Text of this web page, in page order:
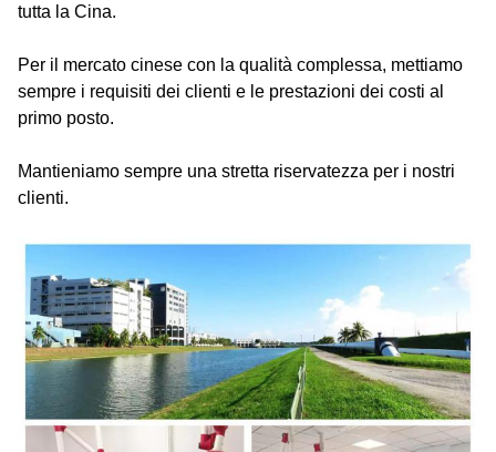
tutta la Cina.
Per il mercato cinese con la qualità complessa, mettiamo
sempre i requisiti dei clienti e le prestazioni dei costi al
primo posto.
Mantieniamo sempre una stretta riservatezza per i nostri
clienti.